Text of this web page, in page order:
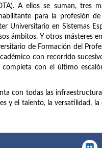
A ellos se suman, tres
para la profesión
Universitario en Sistemas
ámbitos. Y otros másteres
de Formación del
con recorrido
con el último
con todas las
y el talento, la versatilidad, la